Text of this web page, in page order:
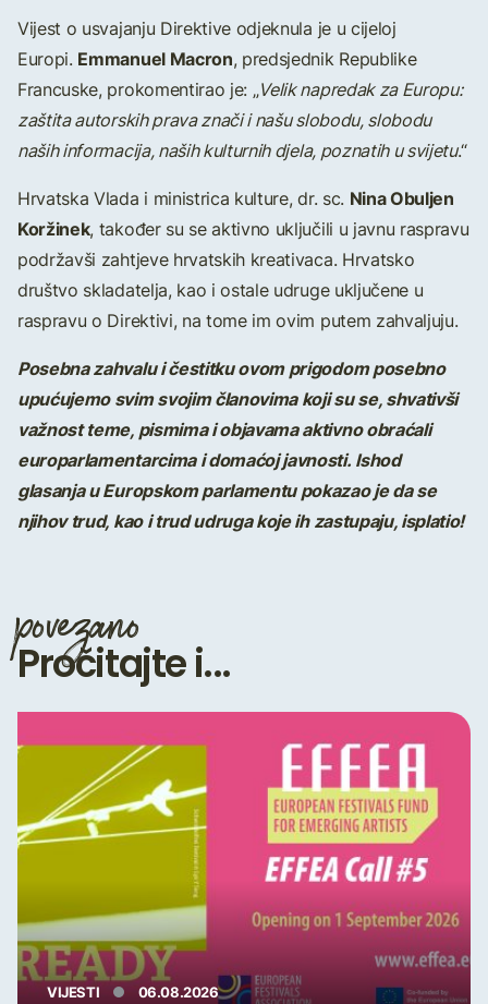
Vijest o usvajanju Direktive odjeknula je u cijeloj
Europi. Emmanuel Macron, predsjednik Republike
Francuske, prokomentirao je: „Velik napredak za Europu:
zaštita autorskih prava znači i našu slobodu, slobodu
naših informacija, naših kulturnih djela, poznatih u svijetu.“
Hrvatska Vlada i ministrica kulture, dr. sc. Nina Obuljen
Koržinek, također su se aktivno uključili u javnu raspravu
podržavši zahtjeve hrvatskih kreativaca. Hrvatsko
društvo skladatelja, kao i ostale udruge uključene u
raspravu o Direktivi, na tome im ovim putem zahvaljuju.
Posebna zahvalu i čestitku ovom prigodom posebno
upućujemo svim svojim članovima koji su se, shvativši
važnost teme, pismima i objavama aktivno obraćali
europarlamentarcima i domaćoj javnosti. Ishod
glasanja u Europskom parlamentu pokazao je da se
njihov trud, kao i trud udruga koje ih zastupaju, isplatio!
povezano
Pročitajte i...
VIJESTI 06.08.2026